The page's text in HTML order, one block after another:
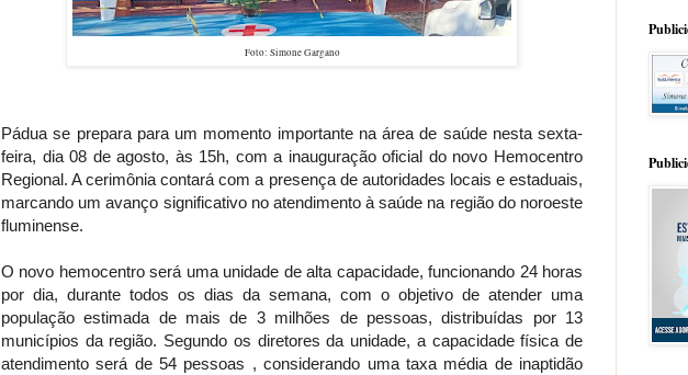
Foto: Simone Gargano
Pádua se prepara para um momento importante na área de saúde nesta sexta-
feira, dia 08 de agosto, às 15h, com a inauguração oficial do novo Hemocentro
Regional. A cerimônia contará com a presença de autoridades locais e estaduais,
marcando um avanço significativo no atendimento à saúde na região do noroeste
fluminense.
O novo hemocentro será uma unidade de alta capacidade, funcionando 24 horas
por dia, durante todos os dias da semana, com o objetivo de atender uma
população estimada de mais de 3 milhões de pessoas, distribuídas por 13
municípios da região. Segundo os diretores da unidade, a capacidade física de
atendimento será de 54 pessoas , considerando uma taxa média de inaptidão